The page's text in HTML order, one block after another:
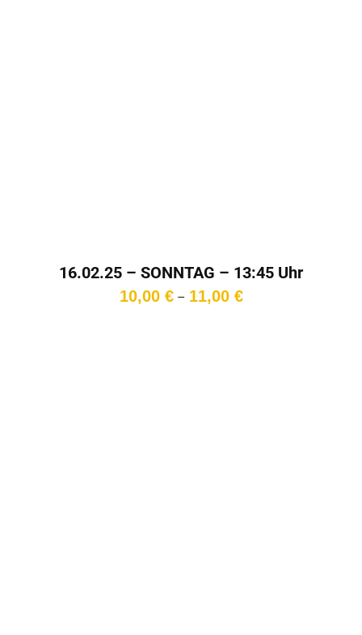
16.02.25 – SONNTAG – 13:45 Uhr
10,00 € – 11,00 €Preisspanne: